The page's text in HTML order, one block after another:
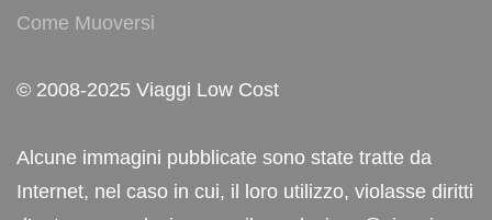
Come Muoversi
© 2008-2025 Viaggi Low Cost
Alcune immagini pubblicate sono state tratte da
Internet, nel caso in cui, il loro utilizzo, violasse diritti